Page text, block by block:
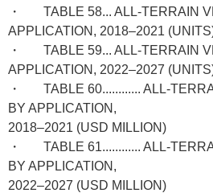
・ TABLE 58... ALL-TERRAIN
APPLICATION, 2018–2021
・ TABLE 59... ALL-TERRAIN
APPLICATION, 2022–2027
・ TABLE 60............ ALL-
BY APPLICATION,
2018–2021 (USD MILLION)
・ TABLE 61............ ALL-
BY APPLICATION,
2022–2027 (USD MILLION)